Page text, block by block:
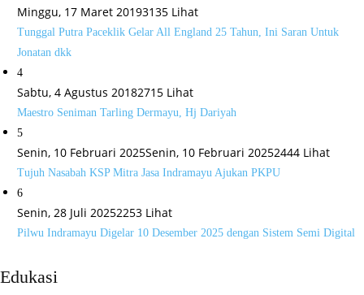
Minggu, 17 Maret 20193135 Lihat
Tunggal Putra Paceklik Gelar All England 25 Tahun, Ini Saran Untuk
Jonatan dkk
4
Sabtu, 4 Agustus 20182715 Lihat
Maestro Seniman Tarling Dermayu, Hj Dariyah
5
Senin, 10 Februari 2025Senin, 10 Februari 20252444 Lihat
Tujuh Nasabah KSP Mitra Jasa Indramayu Ajukan PKPU
6
Senin, 28 Juli 20252253 Lihat
Pilwu Indramayu Digelar 10 Desember 2025 dengan Sistem Semi Digital
Edukasi